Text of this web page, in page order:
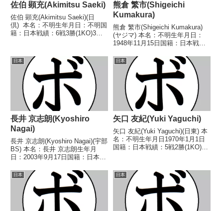
佐伯 顕充(Akimitsu Saeki)
佐伯 顕充(Akimitsu Saeki)(日
倶) 本名：不明生年月日：不明国
籍：日本戦績：6戦3勝(1KO)3
雄七(高津)1946/06/22 ○4R判定
(...
熊倉 繁市(Shigeichi
Kumakura)
熊倉 繁市(Shigeichi Kumakura)
(ヤジマ) 本名：不明生年月日：
1948年11月15日国籍：日本戦
なし 【戦歴】1970/01/29 ●4R
判定 (採点不明) 松橋 清
(AO)1970/0...
日本
長井 京志朗(Kyoshiro
Nagai)
長井 京志朗(Kyoshiro Nagai)(宇部
BS) 本名：長井 京志朗生年月
日：2003年9月17日国籍：日本戦
タイトル】2023年度西部日本ス
ーパーフライ級新人王 【戦歴】
2021/11/21 ...
日本
矢口 友紀(Yuki Yaguchi)
矢口 友紀(Yuki Yaguchi)(日東) 本
名：不明生年月日1970年1月1日
国籍：日本戦績：5戦2勝(1KO)2
定 (採点不明) 伊藤 互祐(カワ
イ)1990/08...
日本 日本